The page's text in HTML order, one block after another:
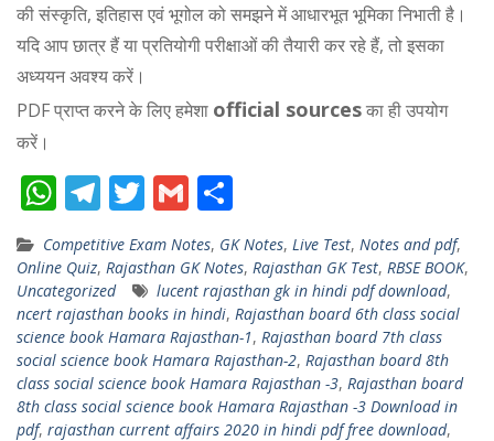
की संस्कृति, इतिहास एवं भूगोल को समझने में आधारभूत भूमिका निभाती है।
यदि आप छात्र हैं या प्रतियोगी परीक्षाओं की तैयारी कर रहे हैं, तो इसका
अध्ययन अवश्य करें।
PDF प्राप्त करने के लिए हमेशा official sourcesका ही उपयोग
करें।
W
at
s
A
p
p
T
el
e
gr
a
m
T
itt
er
G
m
ai
l
h
ar
e
Competitive Exam Notes, GK Notes, Live Test, Notes and pdf,
Online Quiz, Rajasthan GK Notes, Rajasthan GK Test, RBSE BOOK,
Uncategorized
lucent rajasthan gk in hindi pdf download,
ncert rajasthan books in hindi, Rajasthan board 6th class social
science book Hamara Rajasthan-1, Rajasthan board 7th class
social science book Hamara Rajasthan-2, Rajasthan board 8th
class social science book Hamara Rajasthan -3, Rajasthan board
8th class social science book Hamara Rajasthan -3 Download in
pdf, rajasthan current affairs 2020 in hindi pdf free download,